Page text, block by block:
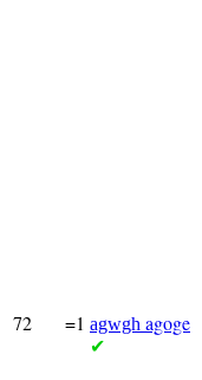
72 =1 agwgh agoge
✔